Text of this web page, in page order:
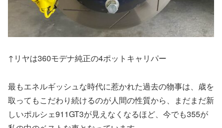
↑リヤは360モデナ純正の4ポットキャリパー
最もエネルギッシュな時代に惹かれた過去の物事は、歳を
取ってもこだわり続けるのが人間の性質から、まだまだ新
しいポルシェ911GT3が見えなくなるほど、今でも355が